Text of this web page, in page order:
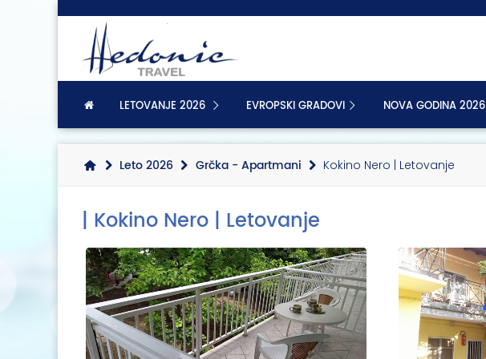
LETOVANJE 2026 EVROPSKI GRADOVI NOVA GODINA 2026
Leto 2026 Grčka - Apartmani Kokino Nero | Letovanje
| Kokino Nero | Letovanje